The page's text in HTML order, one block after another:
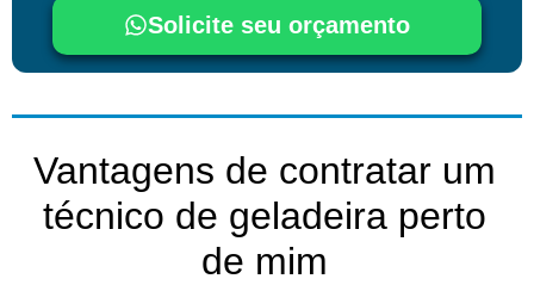
Solicite seu orçamento
Vantagens de contratar um
técnico de geladeira perto
de mim